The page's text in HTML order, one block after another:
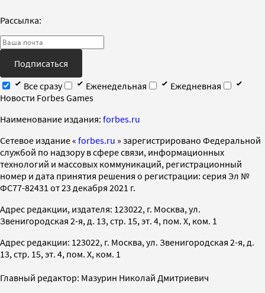
Рассылка:
Подписаться
Все сразу
Еженедельная
Ежедневная
Новости Forbes Games
Наименование издания: forbes.ru
Cетевое издание « forbes.ru » зарегистрировано Федеральной
службой по надзору в сфере связи, информационных
технологий и массовых коммуникаций, регистрационный
номер и дата принятия решения о регистрации: серия Эл №
ФС77-82431 от 23 декабря 2021 г.
Адрес редакции, издателя: 123022, г. Москва, ул.
Звенигородская 2-я, д. 13, стр. 15, эт. 4, пом. X, ком. 1
Адрес редакции: 123022, г. Москва, ул. Звенигородская 2-я, д.
13, стр. 15, эт. 4, пом. X, ком. 1
Главный редактор: Мазурин Николай Дмитриевич